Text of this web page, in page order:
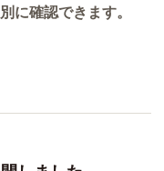
に確認できます。